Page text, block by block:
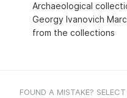
Archaeological
Georgy Ivanovich
from the collections
FOUND A MISTAKE?